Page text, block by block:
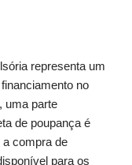
representa um
no
uma parte
de poupança é
a compra de
para os